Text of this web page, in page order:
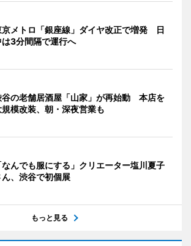
京メトロ「銀座線」ダイヤ改正で増発 日
は3分間隔で運行へ
谷の老舗居酒屋「山家」が再始動 本店を
規模改装、朝・深夜営業も
なんでも服にする」クリエーター塩川夏子
ん、渋谷で初個展
もっと見る